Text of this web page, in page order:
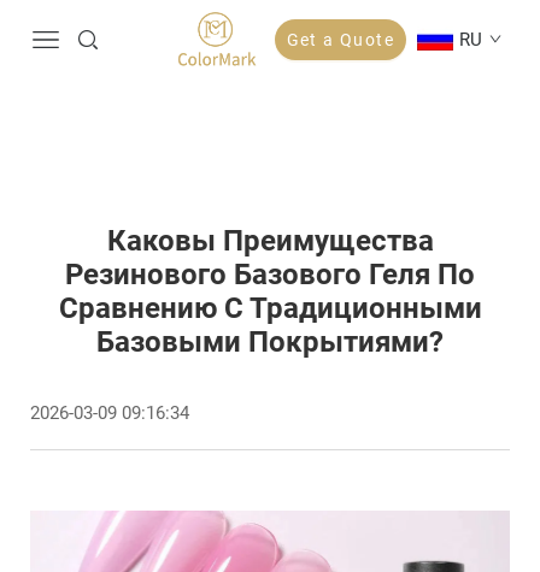
Get a Quote RU
Каковы Преимущества
Резинового Базового Геля По
Сравнению С Традиционными
Базовыми Покрытиями?
2026-03-09 09:16:34